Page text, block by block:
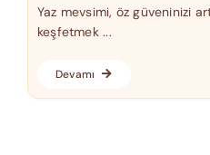
Yaz mevsimi, öz güveninizi
keşfetmek ...
Devamı